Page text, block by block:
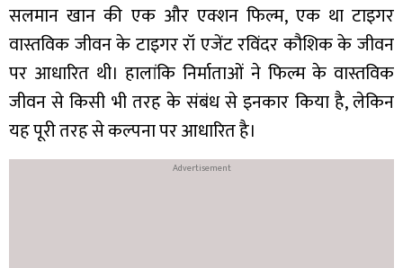
सलमान खान की एक और एक्शन फिल्म, एक था टाइगर
वास्तविक जीवन के टाइगर रॉ एजेंट रविंदर कौशिक के जीवन
पर आधारित थी। हालांकि निर्माताओं ने फिल्म के वास्तविक
जीवन से किसी भी तरह के संबंध से इनकार किया है, लेकिन
यह पूरी तरह से कल्पना पर आधारित है।